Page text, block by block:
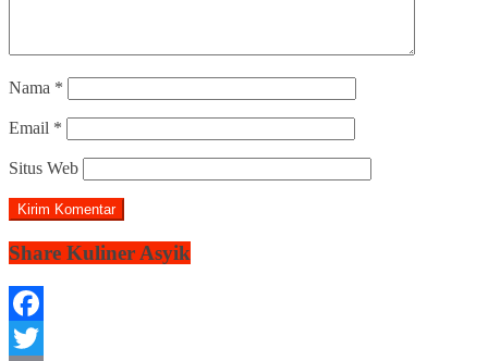
Nama *
Email *
Situs Web
Share Kuliner Asyik
Facebook